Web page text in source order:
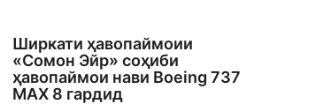
Ширкати ҳавопаймоии
«Сомон Эйр» соҳиби
ҳавопаймои нави Boeing 737
MAX 8 гардид